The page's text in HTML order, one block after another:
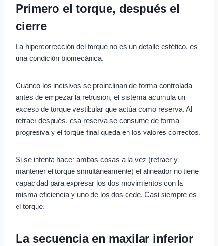
Primero el torque, después el
cierre
La hipercorrección del torque no es un detalle estético, es
una condición biomecánica.
Cuando los incisivos se proinclinan de forma controlada
antes de empezar la retrusión, el sistema acumula un
exceso de torque vestibular que actúa como reserva. Al
retraer después, esa reserva se consume de forma
progresiva y el torque final queda en los valores correctos.
Si se intenta hacer ambas cosas a la vez (retraer y
mantener el torque simultáneamente) el alineador no tiene
capacidad para expresar los dos movimientos con la
misma eficiencia y uno de los dos cede. Casi siempre es
el torque.
La secuencia en maxilar inferior